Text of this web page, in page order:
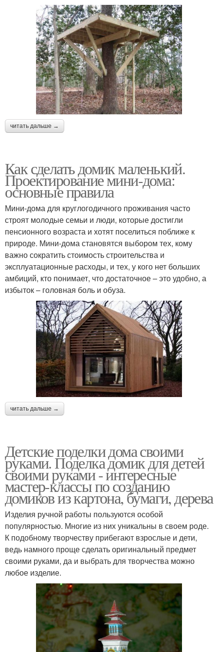
читать дальше →
Как сделать домик маленький.
Проектирование мини-дома:
основные правила
Мини-дома для круглогодичного проживания часто
строят молодые семьи и люди, которые достигли
пенсионного возраста и хотят поселиться поближе к
природе. Мини-дома становятся выбором тех, кому
важно сократить стоимость строительства и
эксплуатационные расходы, и тех, у кого нет больших
амбиций, кто понимает, что достаточное – это удобно, а
избыток – головная боль и обуза.
читать дальше →
Детские поделки дома своими
руками. Поделка домик для детей
своими руками - интересные
мастер-классы по созданию
домиков из картона, бумаги, дерева
Изделия ручной работы пользуются особой
популярностью. Многие из них уникальны в своем роде.
К подобному творчеству прибегают взрослые и дети,
ведь намного проще сделать оригинальный предмет
своими руками, да и выбрать для творчества можно
любое изделие.